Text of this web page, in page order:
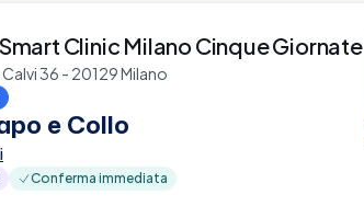
Clinic Milano Cinque Giornate
36 - 20129 Milano
e Collo
Conferma immediata